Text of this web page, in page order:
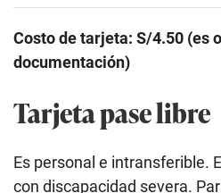
Costo de tarjeta: S/4.50 (es
documentación)
Tarjeta pase libre
Es personal e intransferible.
con discapacidad severa.